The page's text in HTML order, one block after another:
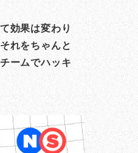
効果は変わり
れをちゃんと
ームでハッキ